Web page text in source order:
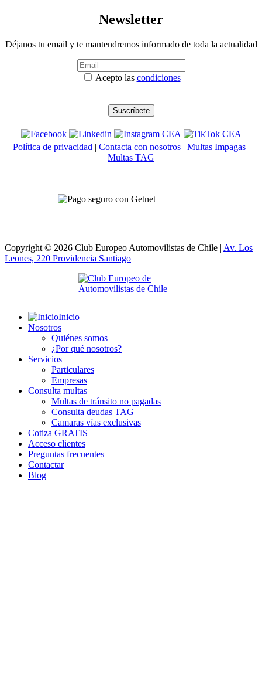
Newsletter
Déjanos tu email y te mantendremos informado de toda la actualidad
Acepto las condiciones
Política de privacidad | Contacta con nosotros| Multas Impagas|
Multas TAG
Copyright © 2026 Club Europeo Automovilistas de Chile | Av. Los
Leones, 220 Providencia Santiago
Inicio
Nosotros
Quiénes somos
¿Por qué nosotros?
Servicios
Particulares
Empresas
Consulta multas
Multas de tránsito no pagadas
Consulta deudas TAG
Camaras vías exclusivas
Cotiza GRATIS
Acceso clientes
Preguntas frecuentes
Contactar
Blog